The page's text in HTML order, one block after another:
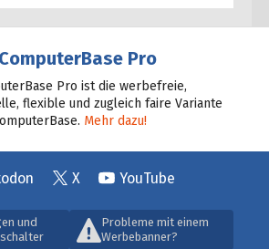
Pro
Pro ist die werbefreie,
flexible und zugleich faire Variante
Mehr dazu!
X YouTube
und
Probleme mit einem
Werbebanner?